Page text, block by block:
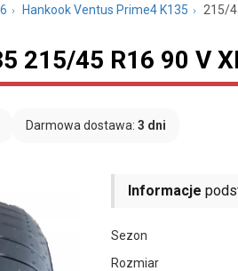
Hankook Ventus Prime4 K135 215/
215/45 R16 90 V
Darmowa dostawa: 3 dni
Informacje
Sezon
Rozmiar